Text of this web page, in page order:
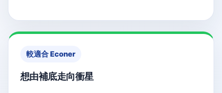
較適合 Econer
想由補底走向衝星